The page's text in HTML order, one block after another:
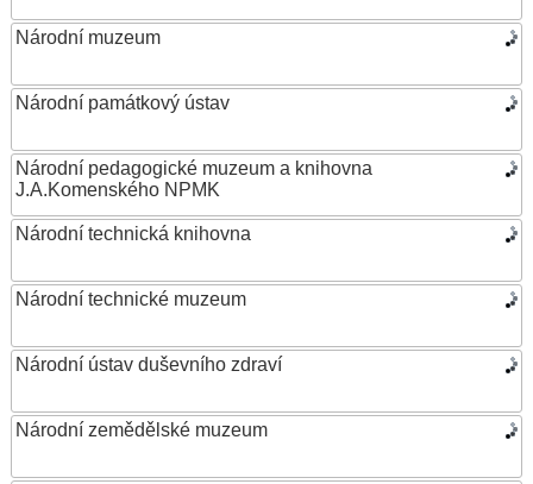
Národní muzeum
Národní památkový ústav
Národní pedagogické muzeum a knihovna
J.A.Komenského NPMK
Národní technická knihovna
Národní technické muzeum
Národní ústav duševního zdraví
Národní zemědělské muzeum